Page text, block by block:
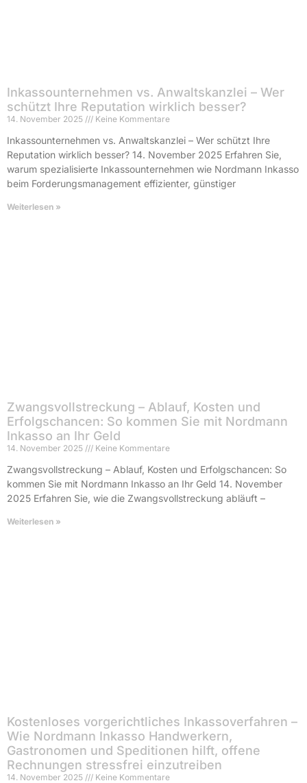
Inkassounternehmen vs. Anwaltskanzlei – Wer
schützt Ihre Reputation wirklich besser?
14. November 2025 Keine Kommentare
Inkassounternehmen vs. Anwaltskanzlei – Wer schützt Ihre
Reputation wirklich besser? 14. November 2025 Erfahren Sie,
warum spezialisierte Inkassounternehmen wie Nordmann Inkasso
beim Forderungsmanagement effizienter, günstiger
Weiterlesen »
Zwangsvollstreckung – Ablauf, Kosten und
Erfolgschancen: So kommen Sie mit Nordmann
Inkasso an Ihr Geld
14. November 2025 Keine Kommentare
Zwangsvollstreckung – Ablauf, Kosten und Erfolgschancen: So
kommen Sie mit Nordmann Inkasso an Ihr Geld 14. November
2025 Erfahren Sie, wie die Zwangsvollstreckung abläuft –
Weiterlesen »
Kostenloses vorgerichtliches Inkassoverfahren –
Wie Nordmann Inkasso Handwerkern,
Gastronomen und Speditionen hilft, offene
Rechnungen stressfrei einzutreiben
14. November 2025 Keine Kommentare